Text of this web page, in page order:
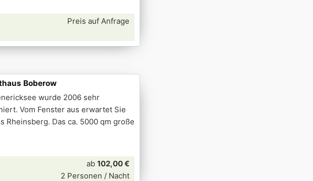
Preis auf Anfrage
Boberow
wurde 2006 sehr
Vom Fenster aus erwartet Sie
Rheinsberg. Das ca. 5000 qm große
ab 102,00 €
2 Personen / Nacht